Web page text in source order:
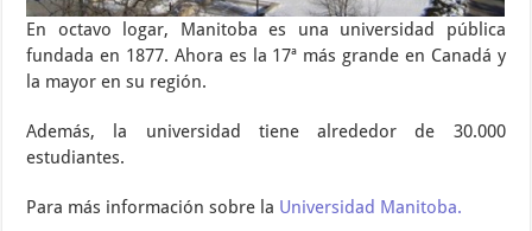
En octavo logar, Manitoba es una universidad pública
fundada en 1877. Ahora es la 17ª más grande en Canadá y
la mayor en su región.
Además, la universidad tiene alrededor de 30.000
estudiantes.
Para más información sobre la Universidad Manitoba.